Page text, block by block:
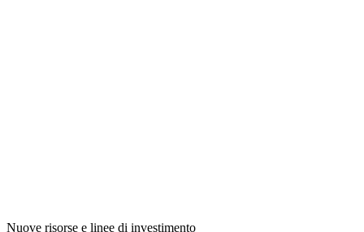
Nuove risorse e linee di investimento